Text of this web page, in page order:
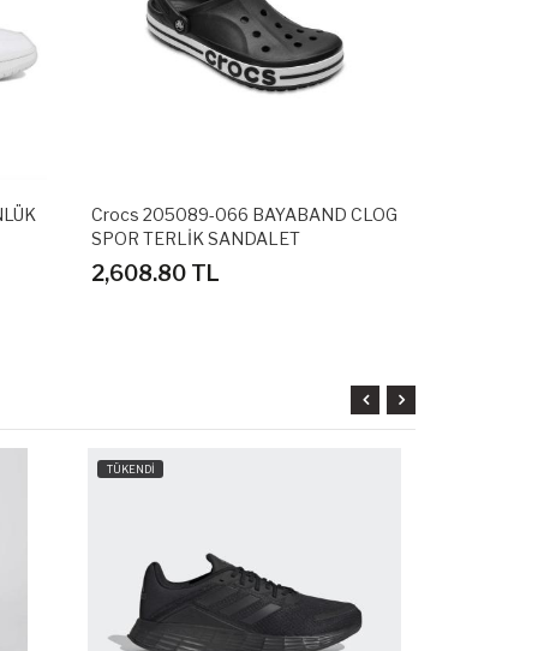
BAYABAND CLOG
Adidas GZ5300 ADVANTAGE GÜNLÜK
SPOR AYAKKABI
3,598.80 TL